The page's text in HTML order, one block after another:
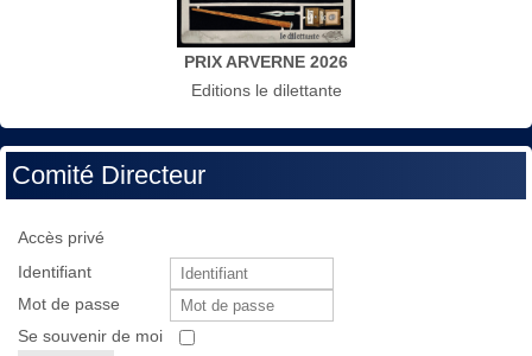
PRIX ARVERNE 2026
Editions le dilettante
Comité Directeur
Accès privé
Identifiant
Mot de passe
Se souvenir de moi